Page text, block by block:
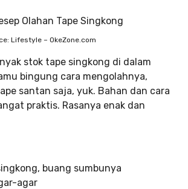
Lifestyle – OkeZone.com
stok tape singkong di dalam
bingung cara mengolahnya,
santan saja, yuk. Bahan dan cara
praktis. Rasanya enak dan
buang sumbunya
agar